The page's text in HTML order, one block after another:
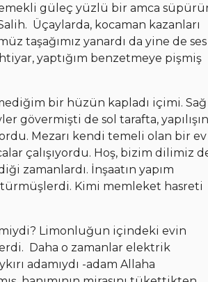
emekli güleç yüzlü bir amca
Üçaylarda, kocaman kazanları
taşağımız yanardı da yine de ses
yaptığım benzetmeye pişmiş
bir hüzün kapladı içimi. Sağ
gövermişti de sol tarafta,
Mezarı kendi temeli olan bir ev
çalışıyordu. Hoş, bizim dilimiz
zamanlardı. İnşaatın yapım
Kimi memleket hasreti
miydi? Limonluğun içindeki evin
Daha o zamanlar elektrik
adamıydı -adam Allaha